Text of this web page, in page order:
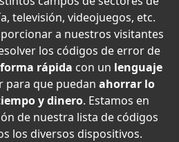
televisión, videojuegos, etc.
a nuestros visitantes
los códigos de error de
forma rápida con un lenguaje
que puedan ahorrar lo
y dinero. Estamos en
de nuestra lista de códigos
los diversos dispositivos.